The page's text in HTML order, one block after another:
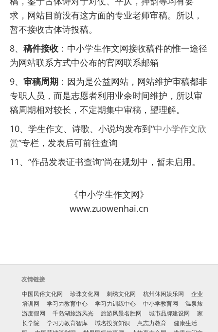
求，网站目前没有这方面的专业老师审稿。所以，
暂不接收古体诗投稿。
8、 稿件接收 ：中小学生作文网接收稿件的惟一途径
为网站联系方式中公布的官网联系邮箱
9、 审稿周期 ：因为是公益网站，网站维护审稿都非
专职人员，而是志愿者利用业余时间维护，所以审
稿周期相对较长，不定期集中审稿，望理解。
10、学生作文、诗歌、小说均发布到“中小学作文欣
赏”专栏，发表后可前往查询
11、“作品发表证书查询”尚在规划中，暂未启用。
《中小学生作文网》
www.zuowenhai.cn
友情链接
中国民俗文化网
珍珠文化网 刺绣文化网 杭州休闲娱乐网
企业
培训网
学习力教育中心 学习力训练中心 中小学教育网
温泉旅
游度假网
千岛湖旅游风光 旅游风景名胜网 城市品牌建设网
家
长学院
学习力教育智库 域名投资知识 意志力教育
健康生活